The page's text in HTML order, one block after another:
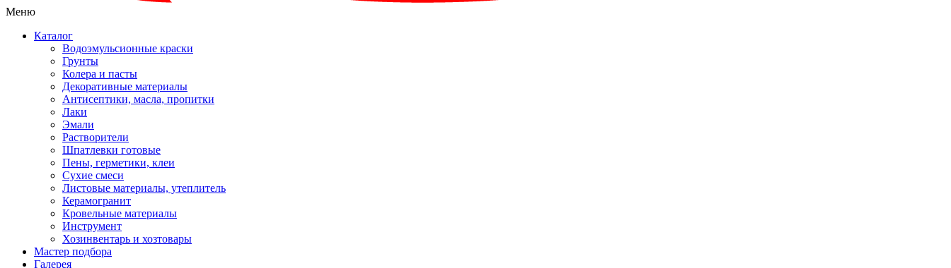
Меню
Каталог
Водоэмульсионные краски
Грунты
Колера и пасты
Декоративные материалы
Антисептики, масла, пропитки
Лаки
Эмали
Растворители
Шпатлевки готовые
Пены, герметики, клеи
Сухие смеси
Листовые материалы, утеплитель
Керамогранит
Кровельные материалы
Инструмент
Хозинвентарь и хозтовары
Мастер подбора
Галерея